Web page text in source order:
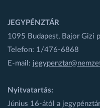
JEGYPÉNZTÁR
1095 Budapest, Bajor Gizi
Telefon: 1/476-6868
E-mail:
Nyitvatartás:
Június 16-ától a